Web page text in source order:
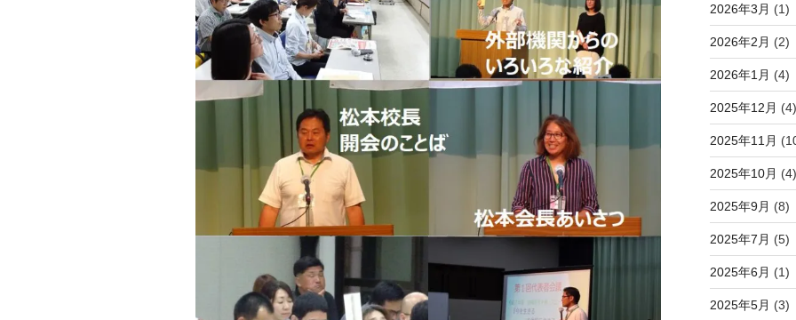
2026年3月 (1)
2026年2月 (2)
2026年1月 (4)
2025年12月 (4)
2025年11月
2025年10月 (4)
2025年9月 (8)
2025年7月 (5)
2025年6月 (1)
2025年5月 (3)